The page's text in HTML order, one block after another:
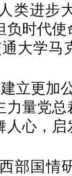
类进步
负时代
大学马
立更加
力量党
人心，
部国情